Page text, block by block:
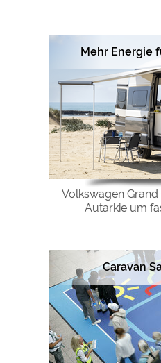
Mehr Energie
Volkswagen
Autarkie um
Caravan